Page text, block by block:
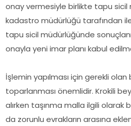
onay vermesiyle birlikte tapu sicil
kadastro müdürlüğü tarafından
tapu sicil müdürlüğünde
onayla yeni imar planı kabul
İşlemin yapılması için gerekli
toparlanması önemlidir. Krokili
alırken taşınma malla ilgili olarak
da zorunlu evrakların arasına